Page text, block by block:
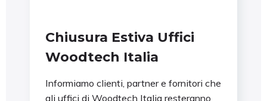
Chiusura Estiva Uffici
Woodtech Italia
Informiamo clienti, partner e fornitori che
gli uffici di Woodtech Italia resteranno